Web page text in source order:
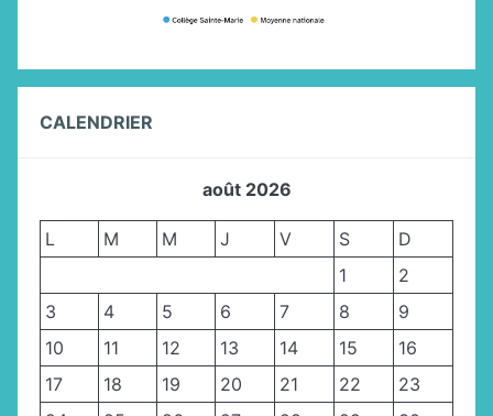
CALENDRIER
août 2026
L M M J V S
D
1
2
3
4 5 6 7 8
9
10
11 12 13 14 15
16
17
18 19 20 21 22
23